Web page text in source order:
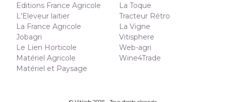
Editions France Agricole
L'Eleveur laitier
La France Agricole
Jobagri
Le Lien Horticole
Matériel Agricole
Matériel et Paysage
La Toque
Tracteur Rétro
La Vigne
Vitisphere
Web-agri
Wine4Trade